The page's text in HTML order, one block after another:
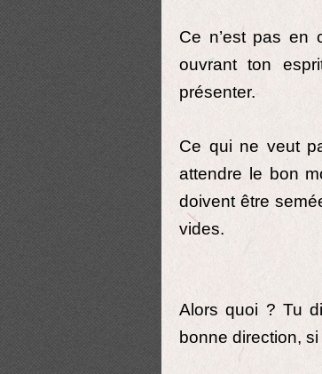
Ce n’est pas en
ouvrant ton
présenter.
Ce qui ne veut
attendre le bon
doivent être
vides.
Alors quoi ? Tu
bonne direction,